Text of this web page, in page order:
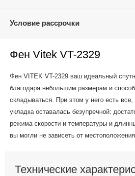
Условие рассрочки
Фен Vitek VT-2329
Фен VITEK VT-2329 ваш идеальный
благодаря небольшим размерам и
складываться. При этом у него есть
укладка оставалась безупречной:
режима скорости и температуры и
вы могли не зависеть от местоположения
Технические